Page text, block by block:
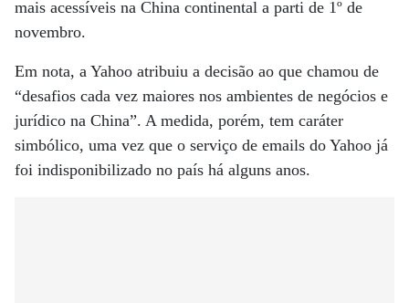
mais acessíveis na China continental a parti de 1º de
novembro.
Em nota, a Yahoo atribuiu a decisão ao que chamou de
“desafios cada vez maiores nos ambientes de negócios e
jurídico na China”. A medida, porém, tem caráter
simbólico, uma vez que o serviço de emails do Yahoo já
foi indisponibilizado no país há alguns anos.